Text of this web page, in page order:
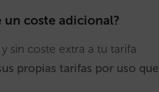
un coste adicional?
sin coste extra a tu tarifa
propias tarifas por uso que